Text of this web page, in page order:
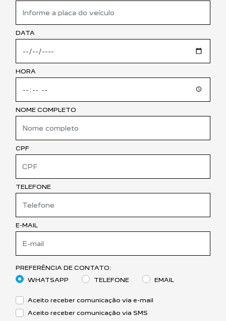
DATA
HORA
NOME COMPLETO
CPF
TELEFONE
E-MAIL
PREFERÊNCIA DE CONTATO:
WHATSAPP
TELEFONE EMAIL
Aceito receber comunicação via e-mail
Aceito receber comunicação via SMS